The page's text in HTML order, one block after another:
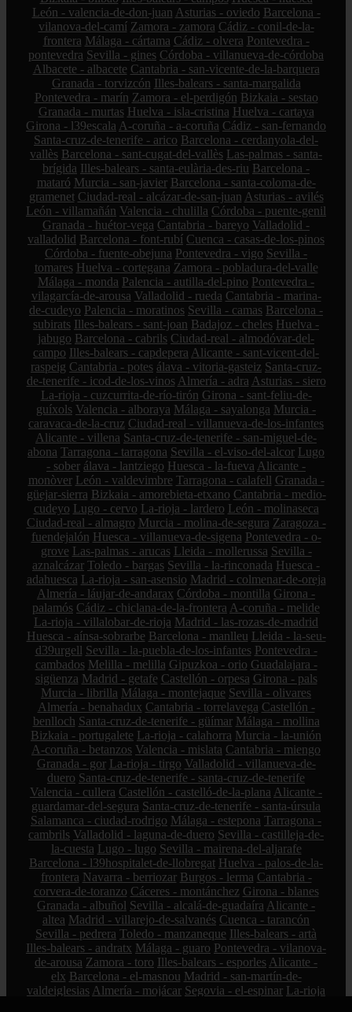
León - valencia-de-don-juan Asturias - oviedo Barcelona -
vilanova-del-camí Zamora - zamora Cádiz - conil-de-la-
frontera Málaga - cártama Cádiz - olvera Pontevedra -
pontevedra Sevilla - gines Córdoba - villanueva-de-córdoba
Albacete - albacete Cantabria - san-vicente-de-la-barquera
Granada - torvizcón Illes-balears - santa-margalida
Pontevedra - marín Zamora - el-perdigón Bizkaia - sestao
Granada - murtas Huelva - isla-cristina Huelva - cartaya
Girona - l39escala A-coruña - a-coruña Cádiz - san-fernando
Santa-cruz-de-tenerife - arico Barcelona - cerdanyola-del-
vallès Barcelona - sant-cugat-del-vallès Las-palmas - santa-
brígida Illes-balears - santa-eulària-des-riu Barcelona -
mataró Murcia - san-javier Barcelona - santa-coloma-de-
gramenet Ciudad-real - alcázar-de-san-juan Asturias - avilés
León - villamañán Valencia - chulilla Córdoba - puente-genil
Granada - huétor-vega Cantabria - bareyo Valladolid -
valladolid Barcelona - font-rubí Cuenca - casas-de-los-pinos
Córdoba - fuente-obejuna Pontevedra - vigo Sevilla -
tomares Huelva - cortegana Zamora - pobladura-del-valle
Málaga - monda Palencia - autilla-del-pino Pontevedra -
vilagarcía-de-arousa Valladolid - rueda Cantabria - marina-
de-cudeyo Palencia - moratinos Sevilla - camas Barcelona -
subirats Illes-balears - sant-joan Badajoz - cheles Huelva -
jabugo Barcelona - cabrils Ciudad-real - almodóvar-del-
campo Illes-balears - capdepera Alicante - sant-vicent-del-
raspeig Cantabria - potes álava - vitoria-gasteiz Santa-cruz-
de-tenerife - icod-de-los-vinos Almería - adra Asturias - siero
La-rioja - cuzcurrita-de-río-tirón Girona - sant-feliu-de-
guíxols Valencia - alboraya Málaga - sayalonga Murcia -
caravaca-de-la-cruz Ciudad-real - villanueva-de-los-infantes
Alicante - villena Santa-cruz-de-tenerife - san-miguel-de-
abona Tarragona - tarragona Sevilla - el-viso-del-alcor Lugo
- sober álava - lantziego Huesca - la-fueva Alicante -
monòver León - valdevimbre Tarragona - calafell Granada -
güejar-sierra Bizkaia - amorebieta-etxano Cantabria - medio-
cudeyo Lugo - cervo La-rioja - lardero León - molinaseca
Ciudad-real - almagro Murcia - molina-de-segura Zaragoza -
fuendejalón Huesca - villanueva-de-sigena Pontevedra - o-
grove Las-palmas - arucas Lleida - mollerussa Sevilla -
aznalcázar Toledo - bargas Sevilla - la-rinconada Huesca -
adahuesca La-rioja - san-asensio Madrid - colmenar-de-oreja
Almería - láujar-de-andarax Córdoba - montilla Girona -
palamós Cádiz - chiclana-de-la-frontera A-coruña - melide
La-rioja - villalobar-de-rioja Madrid - las-rozas-de-madrid
Huesca - aínsa-sobrarbe Barcelona - manlleu Lleida - la-seu-
d39urgell Sevilla - la-puebla-de-los-infantes Pontevedra -
cambados Melilla - melilla Gipuzkoa - orio Guadalajara -
sigüenza Madrid - getafe Castellón - orpesa Girona - pals
Murcia - librilla Málaga - montejaque Sevilla - olivares
Almería - benahadux Cantabria - torrelavega Castellón -
benlloch Santa-cruz-de-tenerife - güímar Málaga - mollina
Bizkaia - portugalete La-rioja - calahorra Murcia - la-unión
A-coruña - betanzos Valencia - mislata Cantabria - miengo
Granada - gor La-rioja - tirgo Valladolid - villanueva-de-
duero Santa-cruz-de-tenerife - santa-cruz-de-tenerife
Valencia - cullera Castellón - castelló-de-la-plana Alicante -
guardamar-del-segura Santa-cruz-de-tenerife - santa-úrsula
Salamanca - ciudad-rodrigo Málaga - estepona Tarragona -
cambrils Valladolid - laguna-de-duero Sevilla - castilleja-de-
la-cuesta Lugo - lugo Sevilla - mairena-del-aljarafe
Barcelona - l39hospitalet-de-llobregat Huelva - palos-de-la-
frontera Navarra - berriozar Burgos - lerma Cantabria -
corvera-de-toranzo Cáceres - montánchez Girona - blanes
Granada - albuñol Sevilla - alcalá-de-guadaíra Alicante -
altea Madrid - villarejo-de-salvanés Cuenca - tarancón
Sevilla - pedrera Toledo - manzaneque Illes-balears - artà
Illes-balears - andratx Málaga - guaro Pontevedra - vilanova-
de-arousa Zamora - toro Illes-balears - esporles Alicante -
elx Barcelona - el-masnou Madrid - san-martín-de-
valdeiglesias Almería - mojácar Segovia - el-espinar La-rioja